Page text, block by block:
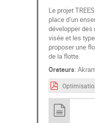
Le projet
place d’un
développer des
visée et les
proposer une
de la flotte.
Orateurs: